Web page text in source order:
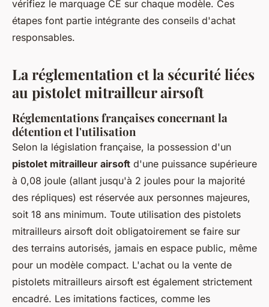
vérifiez le marquage CE sur chaque modèle. Ces
étapes font partie intégrante des conseils d'achat
responsables.
La réglementation et la sécurité liées
au pistolet mitrailleur airsoft
Réglementations françaises concernant la
détention et l'utilisation
Selon la législation française, la possession d'un
pistolet mitrailleur airsoft d'une puissance supérieure
à 0,08 joule (allant jusqu'à 2 joules pour la majorité
des répliques) est réservée aux personnes majeures,
soit 18 ans minimum. Toute utilisation des pistolets
mitrailleurs airsoft doit obligatoirement se faire sur
des terrains autorisés, jamais en espace public, même
pour un modèle compact. L'achat ou la vente de
pistolets mitrailleurs airsoft est également strictement
encadré. Les imitations factices, comme les